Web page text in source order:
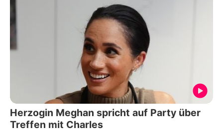
Herzogin Meghan spricht auf Party über
Treffen mit Charles